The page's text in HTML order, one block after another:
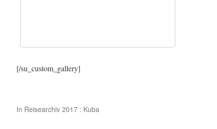
[/su_custom_gallery]
In Reisearchiv 2017 : Kuba